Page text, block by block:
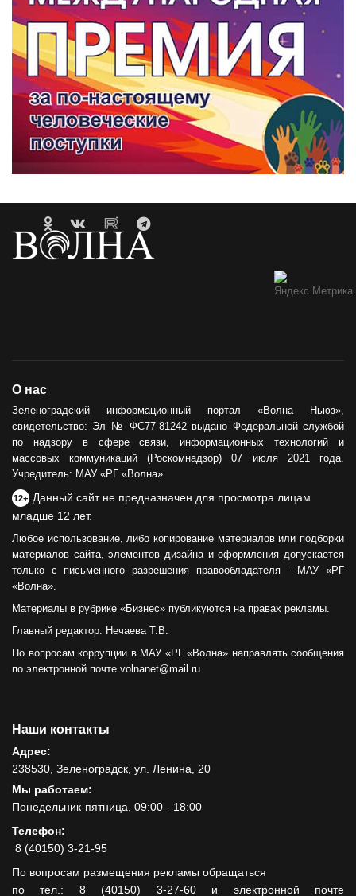
О нас
Зеленоградский информационный портал «Волна Ньюз»,
свидетельство: Эл № ФС77-81242 выдано Федеральной службой
по надзору в сфере связи, информационных технологий и
массовых коммуникаций (Роскомнадзор) 07 июля 2021 года.
Учредитель: МАУ «РГ «Волна».
12+ Данный сайт не предназначен для просмотра лицам
младше 12 лет.
Любое использование, либо копирование материалов или подборки
материалов сайта, элементов дизайна и оформления допускается
только с письменного разрешения правообладателя - МАУ «РГ
«Волна».
Материалы в рубрике «Бизнес» публикуются на правах рекламы.
Главный редактор: Нечаева Т.В.
По вопросам коррупции в МАУ «РГ «Волна» направлять сообщения
по электронной почте volnanet@mail.ru
Наши контакты
Адрес:
238530, Зеленоградск, ул. Ленина, 20
Мы работаем:
Понедельник-пятница, 09:00 - 18:00
Телефон:
8 (40150) 3-21-95
По вопросам размещения рекламы обращаться
по тел.: 8 (40150) 3-27-60 и электронной почте